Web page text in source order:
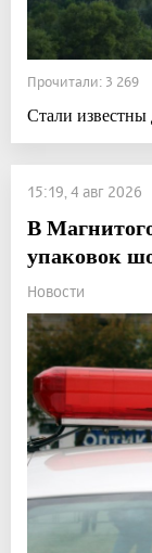
Прочитали: 3 269
Стали известны
15:19, 4 авг 2026
В
упаковок
Новости